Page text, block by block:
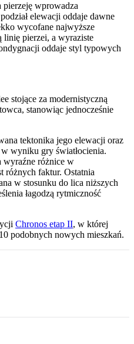
pierzeję wprowadza
elewacji oddaje dawne
wycofane najwyższe
linię pierzei, a wyraziste
oddaje styl typowych
stojące za modernistyczną
stanowiąc jednocześnie
tektonika jego elewacji oraz
wyniku gry światłocienia.
wyraźne różnice w
różnych faktur. Ostatnia
w stosunku do lica niższych
łagodzą rytmiczność
Chronos etap II, w której
10 podobnych nowych mieszkań.